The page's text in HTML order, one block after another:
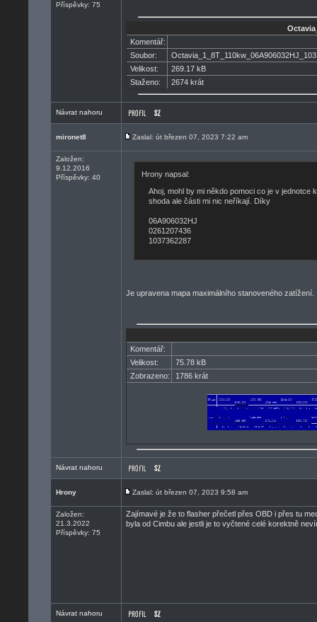
Příspěvky: 75
Komentář:
Soubor:
Velikost:
269.17 kB
Staženo:
2674 krát
Návrat nahoru
mironet8 Zaslal: út březen 07, 2023 7:22 am
Založen:
9.12.2016
Příspěvky: 40
Hrony napsal:
Ahoj, mohl by mi někdo pomoci co je v jednotce
shoda ale části mi nic neříkají. Díky
06A906032HJ
0261207436
1037362287
Je upravena mapa maximálního stanoveného zatížení.
Komentář:
Velikost:
75.78 kB
Zobrazeno:
1786 krát
Návrat nahoru
Hrony Zaslal: út březen 07, 2023 9:58 am
Založen:
21.3.2022
Příspěvky: 75
Zajímavé je že to flasher přečetl přes OBD i přes tu
byla od Cimbu ale jestli je to vyčtené celé korektně
Návrat nahoru